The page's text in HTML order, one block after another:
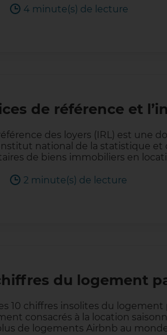
4 minute(s) de lecture
de référence et
des loyers (IRL) est une
national de la statistique
de biens immobiliers en
2 minute(s) de lecture
du logement
10 chiffres insolites du
consacrés à la location
de logements Airbnb au